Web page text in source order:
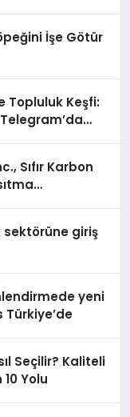
İşe Götür
Topluluk Keşfi:
Sıfır Karbon
sektörüne giriş
yeni
Türkiye’de
Seçilir? Kaliteli
Yolu